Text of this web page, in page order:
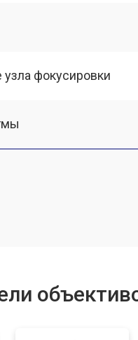
фокусировки